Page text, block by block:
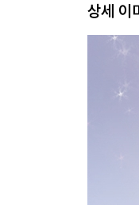
Day 77
Day 81
Day 86
Day 98
Day 103
Day 110
Day 125
Day 129
Day 150
상세 이